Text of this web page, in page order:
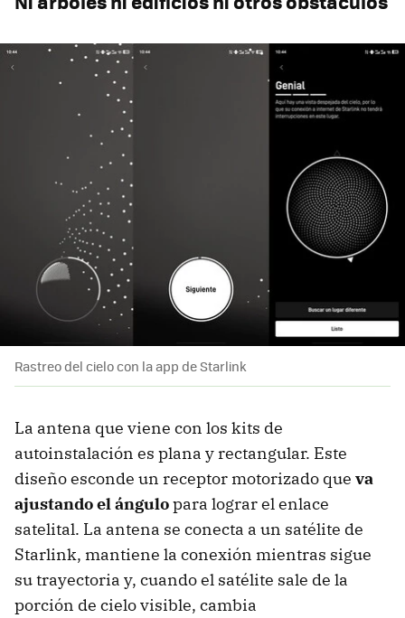
Rastreo del cielo con la app de Starlink
La antena que viene con los kits de
autoinstalación es plana y rectangular. Este
diseño esconde un receptor motorizado que va
ajustando el ángulopara lograr el enlace
satelital. La antena se conecta a un satélite de
Starlink, mantiene la conexión mientras sigue
su trayectoria y, cuando el satélite sale de la
porción de cielo visible, cambia